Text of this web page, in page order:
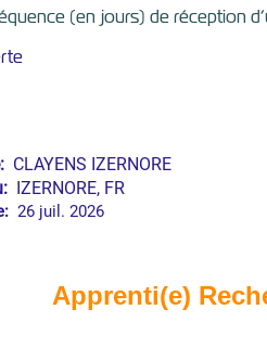
(en jours) de réception
CLAYENS IZERNORE
IZERNORE, FR
26 juil. 2026
Apprenti(e)